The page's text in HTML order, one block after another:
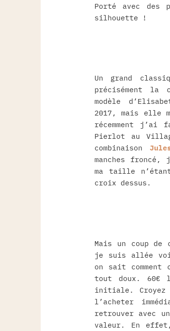
Porté avec des
silhouette !
Un grand
précisément la
modèle
2017, mais elle
récemment
Pierlot au
combinaison
manches froncé,
ma taille
croix dessus.
Mais un coup
je suis allée
on sait
tout doux. 60€
initiale. Croyez
l’acheter
retrouver avec
valeur. En